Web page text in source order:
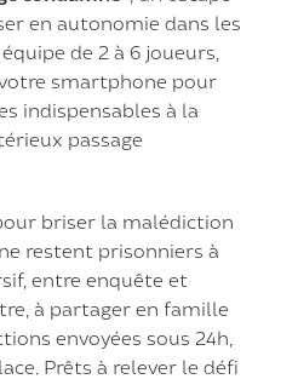
en autonomie dans les
de 2 à 6 joueurs,
smartphone pour
indispensables à la
passage
briser la malédiction
restent prisonniers à
entre enquête et
à partager en famille
envoyées sous 24h,
Prêts à relever le défi